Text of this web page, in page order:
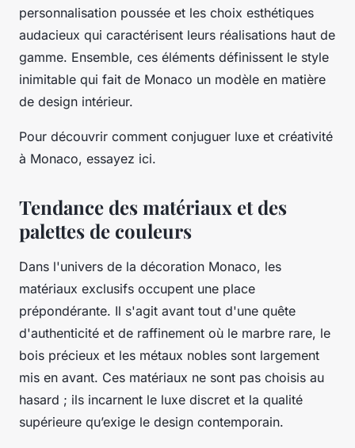
personnalisation poussée et les choix esthétiques
audacieux qui caractérisent leurs réalisations haut de
gamme. Ensemble, ces éléments définissent le style
inimitable qui fait de Monaco un modèle en matière
de design intérieur.
Pour découvrir comment conjuguer luxe et créativité
à Monaco, essayez ici.
Tendance des matériaux et des
palettes de couleurs
Dans l'univers de la décoration Monaco, les
matériaux exclusifs occupent une place
prépondérante. Il s'agit avant tout d'une quête
d'authenticité et de raffinement où le marbre rare, le
bois précieux et les métaux nobles sont largement
mis en avant. Ces matériaux ne sont pas choisis au
hasard ; ils incarnent le luxe discret et la qualité
supérieure qu’exige le design contemporain.